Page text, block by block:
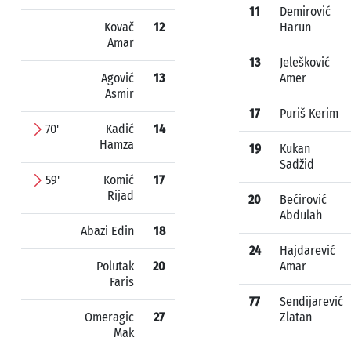
Kovač
Amar
12
Agović
Asmir
13
70'
Kadić
Hamza
14
59'
Komić
Rijad
17
Abazi Edin 18
Polutak
Faris
20
Omeragic
Mak
27
11
Demirović
Harun
13
Jelešković
Amer
17 Puriš Kerim
19
Kukan
Sadžid
20
Bećirović
Abdulah
24
Hajdarević
Amar
77
Sendijarević
Zlatan